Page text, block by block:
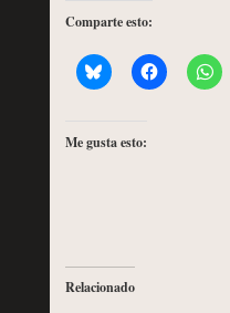
Comparte esto:
Me gusta esto:
Relacionado